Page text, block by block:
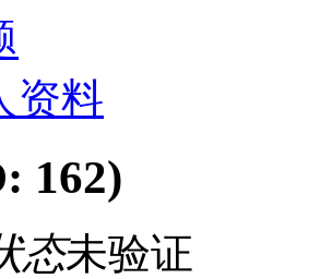
资料
162)
态未验证